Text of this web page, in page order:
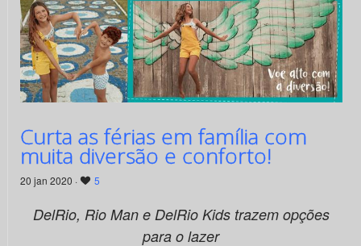
Curta as férias em família com
muita diversão e conforto!
20 jan 2020 · 5
DelRio, Rio Man e DelRio Kids trazem opções
para o lazer